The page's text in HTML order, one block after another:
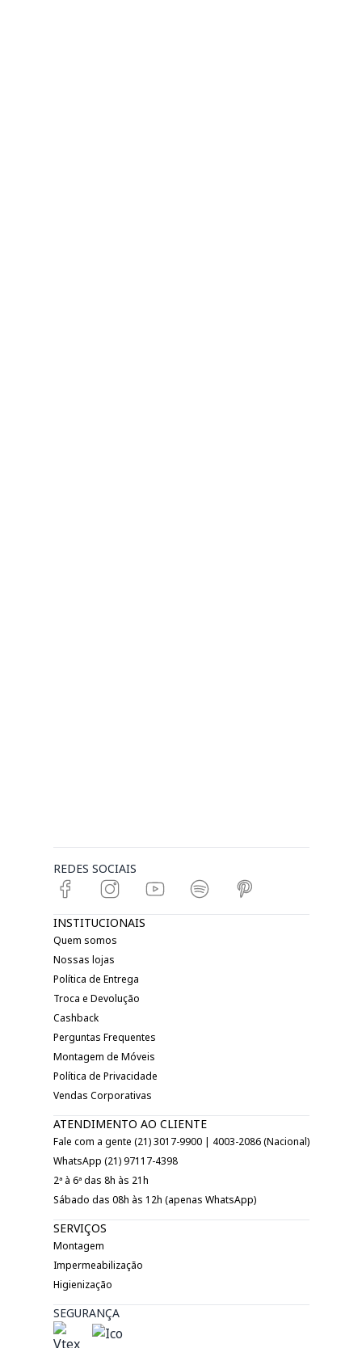
REDES SOCIAIS
INSTITUCIONAIS
Quem somos
Nossas lojas
Política de Entrega
Troca e Devolução
Cashback
Perguntas Frequentes
Montagem de Móveis
Política de Privacidade
Vendas Corporativas
ATENDIMENTO AO CLIENTE
Fale com a gente (21) 3017-9900 | 4003-2086 (Nacional)
WhatsApp (21) 97117-4398
2ª à 6ª das 8h às 21h
Sábado das 08h às 12h (apenas WhatsApp)
SERVIÇOS
Montagem
Impermeabilização
Higienização
SEGURANÇA